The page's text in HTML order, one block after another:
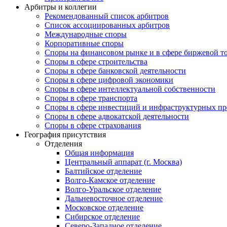
Арбитры и коллегии
Рекомендованный список арбитров
Список ассоциированных арбитров
Международные споры
Корпоративные споры
Споры на финансовом рынке и в сфере биржевой
Споры в сфере строительства
Споры в сфере банковской деятельности
Споры в сфере цифровой экономики
Споры в сфере интеллектуальной собственности
Споры в сфере транспорта
Cпоры в сфере инвестиций и инфраструктурных
Споры в сфере адвокатской деятельности
Споры в сфере страхования
География присутствия
Отделения
Общая информация
Центральный аппарат (г. Москва)
Балтийское отделение
Волго-Камское отделение
Волго-Уральское отделение
Дальневосточное отделение
Московское отделение
Сибирское отделение